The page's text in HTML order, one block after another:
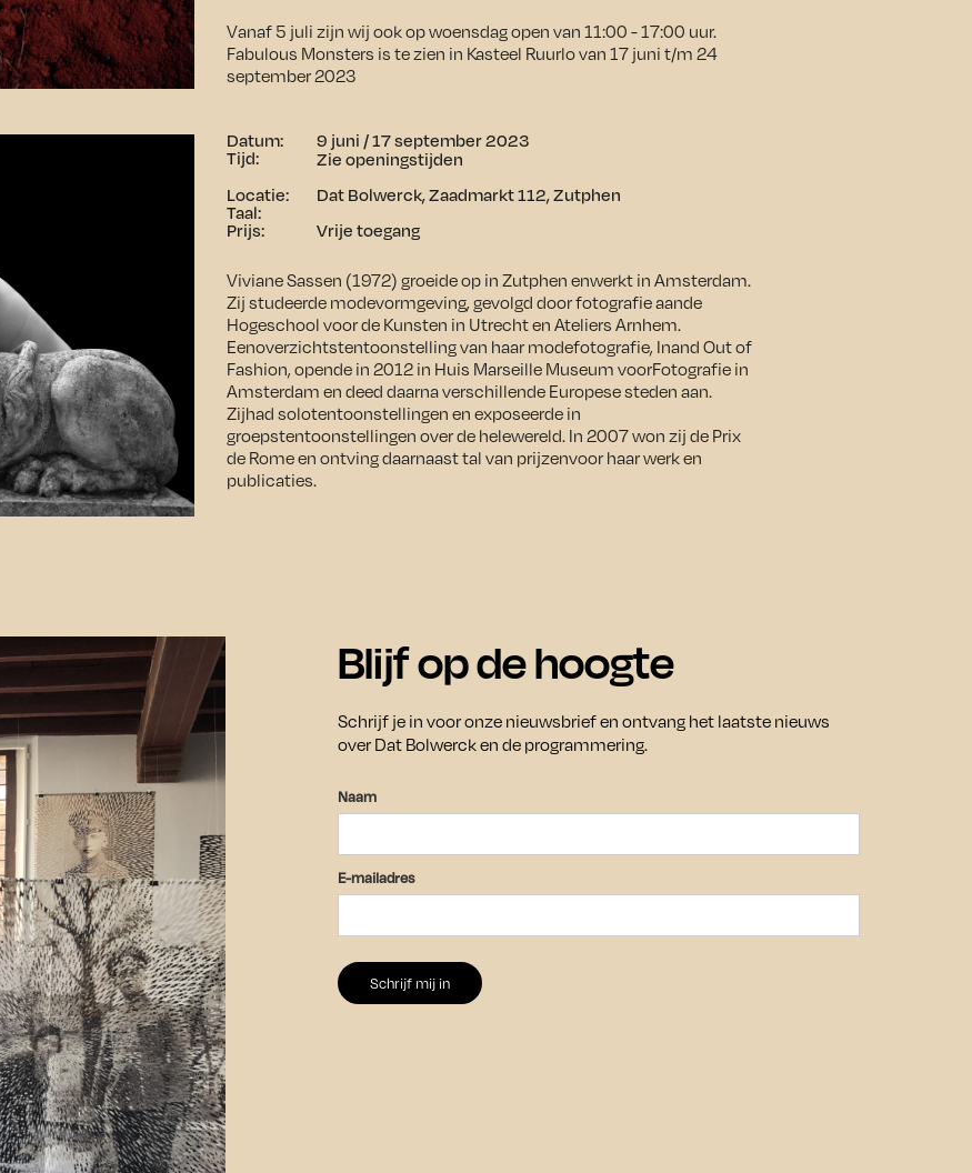
Vanaf 5 juli zijn wij ook op woensdag open van 11:00 - 17:00 uur.
Fabulous Monsters is te zien in Kasteel Ruurlo van 17 juni t/m 24
september 2023
Datum: 9 juni / 17 september 2023
Tijd:
Zie openingstijden
Locatie:
Dat Bolwerck, Zaadmarkt 112, Zutphen
Taal:
Prijs: Vrije toegang
Viviane Sassen (1972) groeide op in Zutphen enwerkt in Amsterdam.
Zij studeerde modevormgeving, gevolgd door fotografie aande
Hogeschool voor de Kunsten in Utrecht en Ateliers Arnhem.
Eenoverzichtstentoonstelling van haar modefotografie, Inand Out of
Fashion, opende in 2012 in Huis Marseille Museum voorFotografie in
Amsterdam en deed daarna verschillende Europese steden aan.
Zijhad solotentoonstellingen en exposeerde in
groepstentoonstellingen over de helewereld. In 2007 won zij de Prix
de Rome en ontving daarnaast tal van prijzenvoor haar werk en
publicaties.
Bezoek
Blijf op de hoogte
Schrijf je in voor onze nieuwsbrief en ontvang het laatste nieuws
over Dat Bolwerck en de programmering.
Naam
E-mailadres
Bezoek
Openingstijden exposities:
De exposities zijn vrij toegankelijk van donderdag
t/m zondag tussen 11.00 en 17.00 uur.
In juli en augustus zijn de exposities ook op
woensdag tussen 11.00 en 17.00 uur te bezoeken.
Bekijk onsprogramma
Volg ons
Schrijf je in voor onze nieuwsbrief
evenementen.
Houd mij op de hoogte